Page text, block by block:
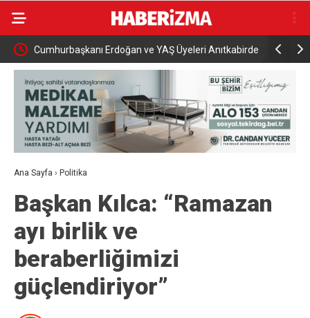
Karabük’ün beklediği yol projesi ihaleye çıktı
müdahale
Ana Sayfa › Politika
Başkan Kılca: “Ramazan
ayı birlik ve
beraberliğimizi
güçlendiriyor”